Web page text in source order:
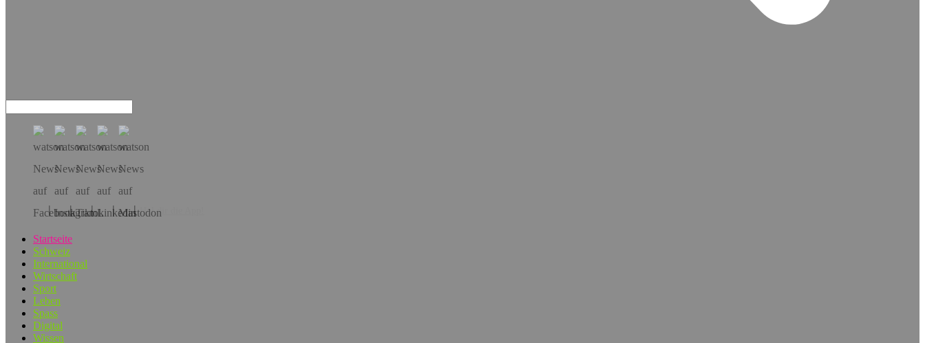
Hol dir die App!
Startseite
Schweiz
International
Wirtschaft
Sport
Leben
Spass
Digital
Wissen